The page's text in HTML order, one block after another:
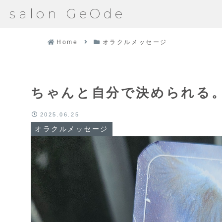
salon GeOde
Home オラクルメッセージ
ちゃんと自分で決められる
オラクルメッセージ
2025.06.25